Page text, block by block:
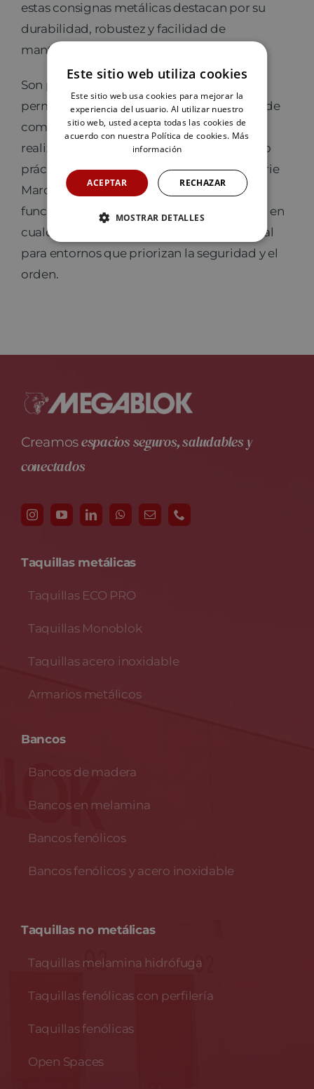
estas consignas metálicas destacan por su
durabilidad, robustez y facilidad de
mantenimiento.
Son perfectas para
permitiendo a los usuarios guardar carros de
compra de valor de forma segura mientras
realizan sus actividades. Gracias a su diseño
práctico y personalizable, las consignas Serie
Marco Amarre de Megablok aportan
funcionalidad, organización y tranquilidad en
cualquier instalación, siendo la opción ideal
para entornos que priorizan la seguridad y el
orden.
Creamosespacios seguros, saludables y
conectados
Taquillas metálicas
Taquillas ECO PRO
Taquillas Monoblok
Taquillas acero inoxidable
Armarios metálicos
Bancos
Bancos de madera
Bancos en melamina
Bancos fenólicos
Bancos fenólicos y acero inoxidable
Taquillas no metálicas
Taquillas melamina hidrófuga
Taquillas fenólicas con perfilería
Taquillas fenólicas
Open Spaces
Este sitio web utiliza cookies
Este sitio web usa cookies para mejorar la
experiencia del usuario. Al utilizar nuestro
sitio web, usted acepta todas las cookies de
acuerdo con nuestra Política de cookies. Más
información
ACEPTAR RECHAZAR
MOSTRAR DETALLES